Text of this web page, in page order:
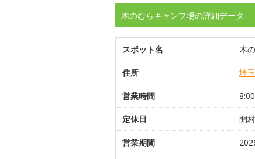
木のむらキャンプ場の詳細データ
スポット名 木
住所 埼
営業時間
定休日 開
営業期間